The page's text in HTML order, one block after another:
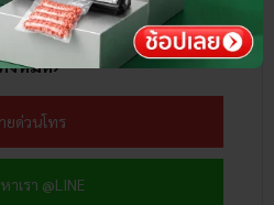
น เครื่องล้างผัก และสินค้าอื่นๆ
ทุกสาขาใกล้คุณดูสาขา
งหมด›
ยด่วนโทร
เรา @LINE